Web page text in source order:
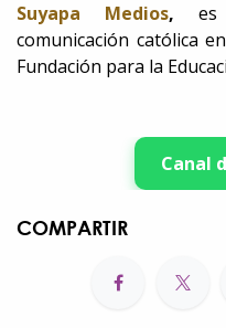
Suyapa Medios, es
comunicación católica
Fundación para la
Canal
COMPARTIR